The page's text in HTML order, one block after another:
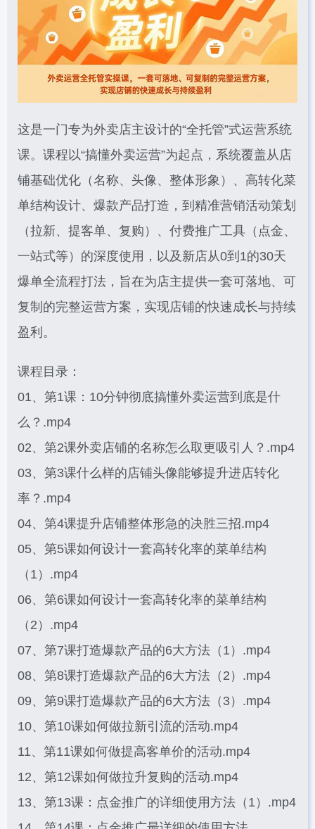
这是一门专为外卖店主设计的“全托管”式运营系统
课。课程以“搞懂外卖运营”为起点，系统覆盖从店
铺基础优化（名称、头像、整体形象）、高转化菜
单结构设计、爆款产品打造，到精准营销活动策划
（拉新、提客单、复购）、付费推广工具（点金、
一站式等）的深度使用，以及新店从0到1的30天
爆单全流程打法，旨在为店主提供一套可落地、可
复制的完整运营方案，实现店铺的快速成长与持续
盈利。
课程目录：
01、第1课：10分钟彻底搞懂外卖运营到底是什
么？.mp4
02、第2课外卖店铺的名称怎么取更吸引人？.mp4
03、第3课什么样的店铺头像能够提升进店转化
率？.mp4
04、第4课提升店铺整体形急的决胜三招.mp4
05、第5课如何设计一套高转化率的菜单结构
（1）.mp4
06、第6课如何设计一套高转化率的菜单结构
（2）.mp4
07、第7课打造爆款产品的6大方法（1）.mp4
08、第8课打造爆款产品的6大方法（2）.mp4
09、第9课打造爆款产品的6大方法（3）.mp4
10、第10课如何做拉新引流的活动.mp4
11、第11课如何做提高客单价的活动.mp4
12、第12课如何做拉升复购的活动.mp4
13、第13课：点金推广的详细使用方法（1）.mp4